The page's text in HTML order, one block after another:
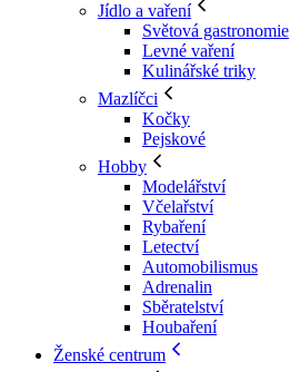
Jídlo a vaření
Světová gastronomie
Levné vaření
Kulinářské triky
Mazlíčci
Kočky
Pejskové
Hobby
Modelářství
Včelařství
Rybaření
Letectví
Automobilismus
Adrenalin
Sběratelství
Houbaření
Ženské centrum